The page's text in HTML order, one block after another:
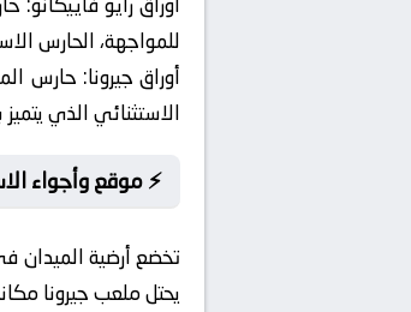
للمواجهة، الحارس
أوراق جيرونا: حارس
الاستثنائي الذي
⚡ موقع وأجواء
يحتل ملعب جيرونا